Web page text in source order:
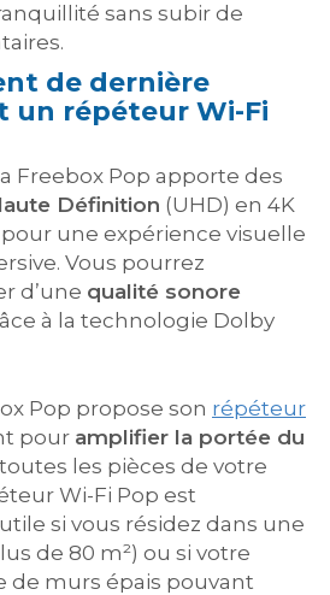
sans subir de
de dernière
un répéteur Wi-Fi
Freebox Pop apporte des
Définition (UHD) en 4K
pour une expérience visuelle
Vous pourrez
d’une qualité sonore
à la technologie Dolby
Pop propose son répéteur
pour amplifier la portée du
les pièces de votre
Wi-Fi Pop est
si vous résidez dans une
de 80 m²) ou si votre
de murs épais pouvant